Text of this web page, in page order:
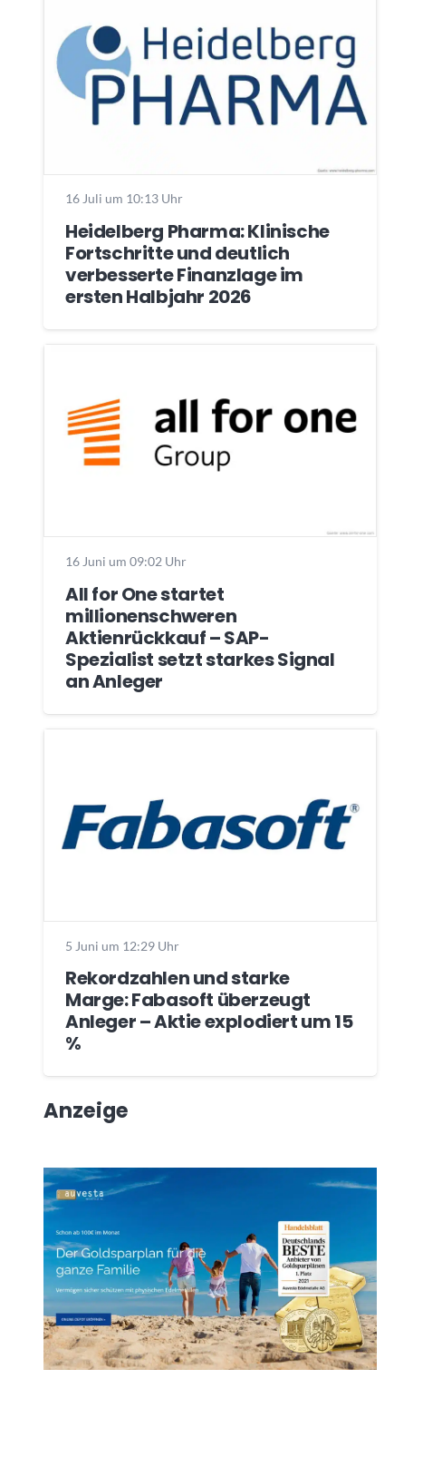
16 Juli um 10:13 Uhr
Heidelberg Pharma: Klinische
Fortschritte und deutlich
verbesserte Finanzlage im
ersten Halbjahr 2026
16 Juni um 09:02 Uhr
All for One startet
millionenschweren
Aktienrückkauf – SAP-
Spezialist setzt starkes Signal
an Anleger
5 Juni um 12:29 Uhr
Rekordzahlen und starke
Marge: Fabasoft überzeugt
Anleger – Aktie explodiert um 15
%
Anzeige